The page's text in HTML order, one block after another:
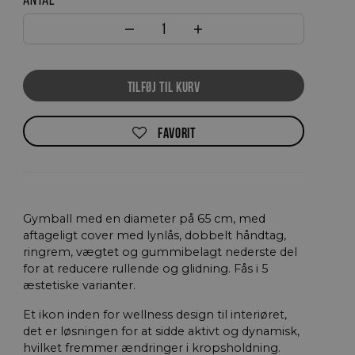
Tilbehør
Kalk – Carbonate magnesium
Låse til vægstænger
Greb
Opbevaring
Universal opbevaring
Sidea Active Sitting Ball antal
TILFØJ TIL KURV
FAVORIT
Gymball med en diameter på 65 cm, med
aftageligt cover med lynlås, dobbelt håndtag,
ringrem, vægtet og gummibelagt nederste del
for at reducere rullende og glidning. Fås i 5
æstetiske varianter.
Et ikon inden for wellness design til interiøret,
det er løsningen for at sidde aktivt og dynamisk,
hvilket fremmer ændringer i kropsholdning.